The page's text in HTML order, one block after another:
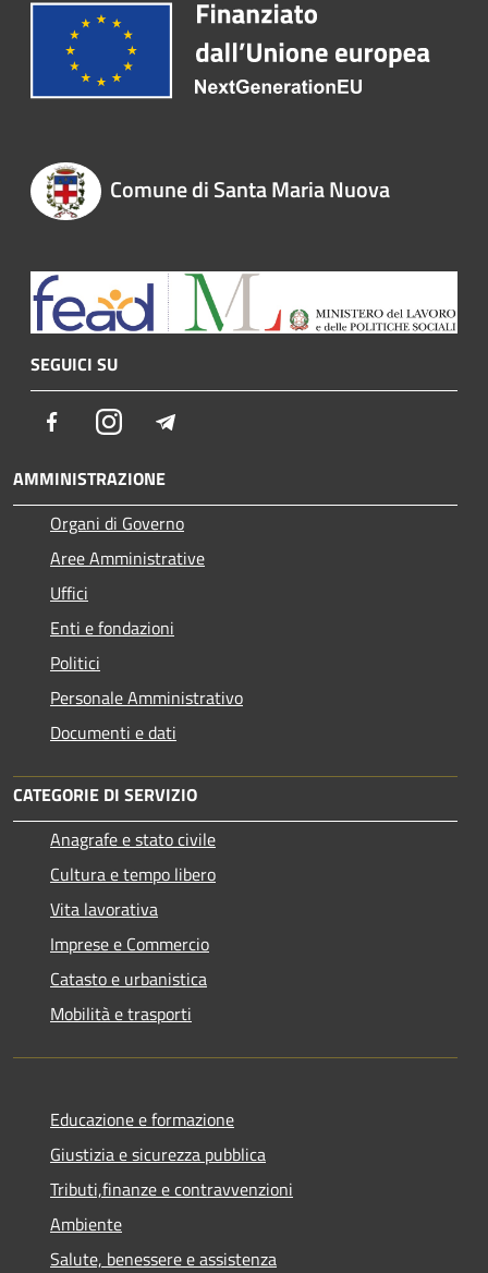
Comune di Santa Maria Nuova
SEGUICI SU
FacebookInstagram
AMMINISTRAZIONE
Organi di Governo
Aree Amministrative
Uffici
Enti e fondazioni
Politici
Personale Amministrativo
Documenti e dati
CATEGORIE DI SERVIZIO
Anagrafe e stato civile
Cultura e tempo libero
Vita lavorativa
Imprese e Commercio
Catasto e urbanistica
Mobilità e trasporti
Educazione e formazione
Giustizia e sicurezza pubblica
Tributi,finanze e contravvenzioni
Ambiente
Salute, benessere e assistenza